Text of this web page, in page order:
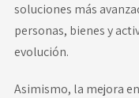
soluciones más
personas, bienes y
evolución.
Asimismo, la mejora